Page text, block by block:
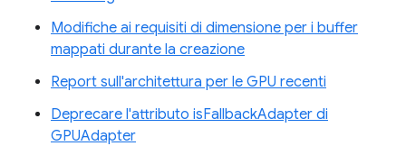
Modifiche ai requisiti di dimensione per i buffer
mappati durante la creazione
Report sull'architettura per le GPU recenti
Deprecare l'attributo isFallbackAdapter di
GPUAdapter